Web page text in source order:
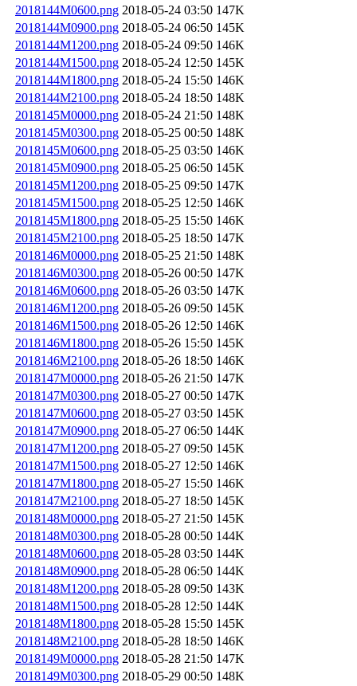
2018144M0600.png 2018-05-24 03:50 147K
2018144M0900.png 2018-05-24 06:50 145K
2018144M1200.png 2018-05-24 09:50 146K
2018144M1500.png 2018-05-24 12:50 145K
2018144M1800.png 2018-05-24 15:50 146K
2018144M2100.png 2018-05-24 18:50 148K
2018145M0000.png 2018-05-24 21:50 148K
2018145M0300.png 2018-05-25 00:50 148K
2018145M0600.png 2018-05-25 03:50 146K
2018145M0900.png 2018-05-25 06:50 145K
2018145M1200.png 2018-05-25 09:50 147K
2018145M1500.png 2018-05-25 12:50 146K
2018145M1800.png 2018-05-25 15:50 146K
2018145M2100.png 2018-05-25 18:50 147K
2018146M0000.png 2018-05-25 21:50 148K
2018146M0300.png 2018-05-26 00:50 147K
2018146M0600.png 2018-05-26 03:50 147K
2018146M1200.png 2018-05-26 09:50 145K
2018146M1500.png 2018-05-26 12:50 146K
2018146M1800.png 2018-05-26 15:50 145K
2018146M2100.png 2018-05-26 18:50 146K
2018147M0000.png 2018-05-26 21:50 147K
2018147M0300.png 2018-05-27 00:50 147K
2018147M0600.png 2018-05-27 03:50 145K
2018147M0900.png 2018-05-27 06:50 144K
2018147M1200.png 2018-05-27 09:50 145K
2018147M1500.png 2018-05-27 12:50 146K
2018147M1800.png 2018-05-27 15:50 146K
2018147M2100.png 2018-05-27 18:50 145K
2018148M0000.png 2018-05-27 21:50 145K
2018148M0300.png 2018-05-28 00:50 144K
2018148M0600.png 2018-05-28 03:50 144K
2018148M0900.png 2018-05-28 06:50 144K
2018148M1200.png 2018-05-28 09:50 143K
2018148M1500.png 2018-05-28 12:50 144K
2018148M1800.png 2018-05-28 15:50 145K
2018148M2100.png 2018-05-28 18:50 146K
2018149M0000.png 2018-05-28 21:50 147K
2018149M0300.png 2018-05-29 00:50 148K